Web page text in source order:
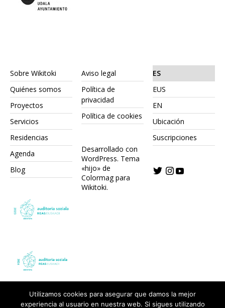
Sobre Wikitoki
Quiénes somos
Proyectos
Servicios
Residencias
Agenda
Blog
Aviso legal
Política de
privacidad
Política de cookies
Desarrollado con
WordPress. Tema
«hijo» de
Colormag para
Wikitoki.
ES
EUS
EN
Ubicación
Suscripciones
Utilizamos cookies para asegurar que damos la mejor
experiencia al usuario en nuestra web. Si sigues utilizando